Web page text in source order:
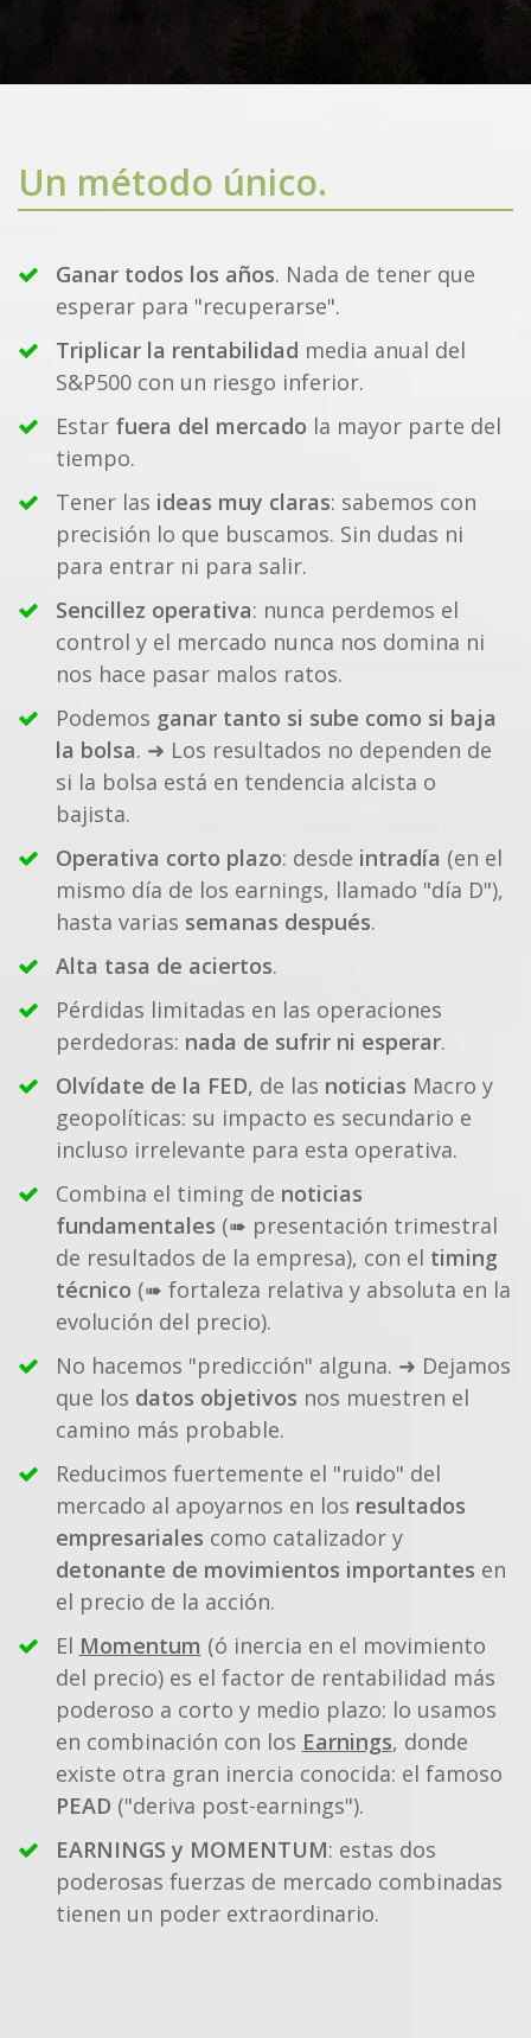
Un método único.
Ganar todos los años. Nada de tener que
esperar para "recuperarse".
Triplicar la rentabilidad media anual del
S&P500 con un riesgo inferior.
Estar fuera del mercado la mayor parte del
tiempo.
Tener las ideas muy claras: sabemos con
precisión lo que buscamos. Sin dudas ni
para entrar ni para salir.
Sencillez operativa: nunca perdemos el
control y el mercado nunca nos domina ni
nos hace pasar malos ratos.
Podemos ganar tanto si sube como si baja
la bolsa. ➜ Los resultados no dependen de
si la bolsa está en tendencia alcista o
bajista.
Operativa corto plazo: desde intradía (en el
mismo día de los earnings, llamado "día D"),
hasta varias semanas después.
Alta tasa de aciertos.
Pérdidas limitadas en las operaciones
perdedoras: nada de sufrir ni esperar.
Olvídate de la FED, de las noticias Macro y
geopolíticas: su impacto es secundario e
incluso irrelevante para esta operativa.
Combina el timing de noticias
fundamentales (➠ presentación trimestral
de resultados de la empresa), con el timing
técnico (➠ fortaleza relativa y absoluta en la
evolución del precio).
No hacemos "predicción" alguna. ➜ Dejamos
que los datos objetivos nos muestren el
camino más probable.
Reducimos fuertemente el "ruido" del
mercado al apoyarnos en los resultados
empresariales como catalizador y
detonante de movimientos importantes en
el precio de la acción.
El Momentum (ó inercia en el movimiento
del precio) es el factor de rentabilidad más
poderoso a corto y medio plazo: lo usamos
en combinación con los Earnings, donde
existe otra gran inercia conocida: el famoso
PEAD ("deriva post-earnings").
EARNINGS y MOMENTUM: estas dos
poderosas fuerzas de mercado combinadas
tienen un poder extraordinario.